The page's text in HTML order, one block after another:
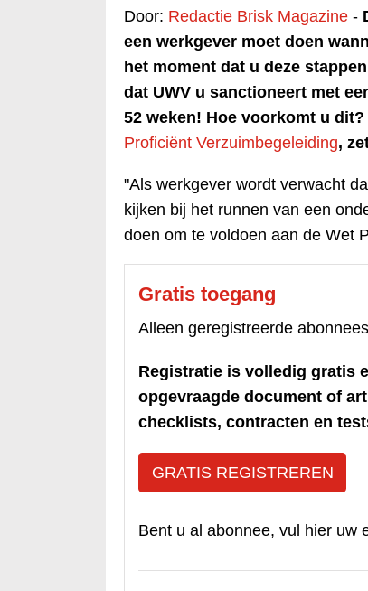
Door: Redactie Brisk Magazine -
een werkgever moet doen
het moment dat u deze
dat UWV u sanctioneert met
52 weken! Hoe voorkomt u
Proficiënt Verzuimbegeleiding,
"Als werkgever wordt verwacht
kijken bij het runnen van een
doen om te voldoen aan de Wet
Gratis toegang
Alleen geregistreerde
Registratie is volledig gratis
opgevraagde document of
checklists, contracten en
GRATIS REGISTREREN
Bent u al abonnee, vul hier uw